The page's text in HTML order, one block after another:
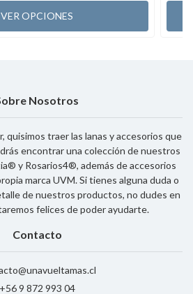
VER OPCIONES
Nosotros
quisimos traer las lanas y accesorios que
encontrar una colección de nuestros
y Rosarios4®, además de accesorios
marca UVM. Si tienes alguna duda o
de nuestros productos, no dudes en
felices de poder ayudarte.
Contacto
+56 9 872 993 04